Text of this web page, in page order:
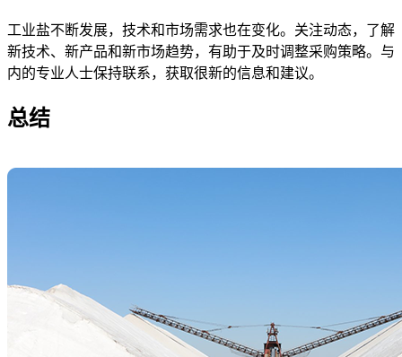
工业盐不断发展，技术和市场需求也在变化。关注动态，了解
新技术、新产品和新市场趋势，有助于及时调整采购策略。与
内的专业人士保持联系，获取很新的信息和建议。
总结